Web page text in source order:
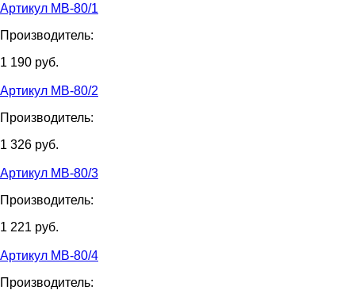
Артикул МВ-80/1
Производитель:
1 190 руб.
Артикул МВ-80/2
Производитель:
1 326 руб.
Артикул МВ-80/3
Производитель:
1 221 руб.
Артикул МВ-80/4
Производитель: